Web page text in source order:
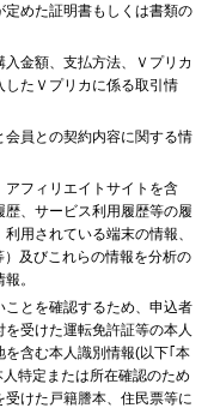
めた証明書もしくは書類の
金額、支払方法、Ｖプリカ
たＶプリカに係る取引情
員との契約内容に関する情
フィリエイトサイトを含
、サービス利用履歴等の履
用されている端末の情報、
及びこれらの情報を分析の
。
とを確認するため、申込者
受けた運転免許証等の本人
含む本人識別情報(以下｢本
特定または所在確認のため
けた戸籍謄本、住民票等に